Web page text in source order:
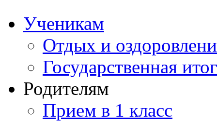
Ученикам
Отдых и
Государственная
Родителям
Прием в 1 класс